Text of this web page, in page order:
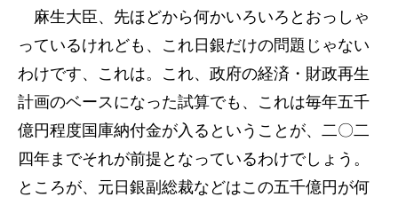
麻生大臣、先ほどから何かいろいろとおっしゃ
っているけれども、これ日銀だけの問題じゃない
わけです、これは。これ、政府の経済・財政再生
計画のベースになった試算でも、これは毎年五千
億円程度国庫納付金が入るということが、二〇二
四年までそれが前提となっているわけでしょう。
ところが、元日銀副総裁などはこの五千億円が何